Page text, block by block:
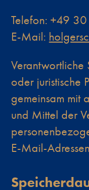
Telefon: +49
E-Mail:
Verantwortliche
oder juristische
gemeinsam mit
und Mittel der
E-Mail-